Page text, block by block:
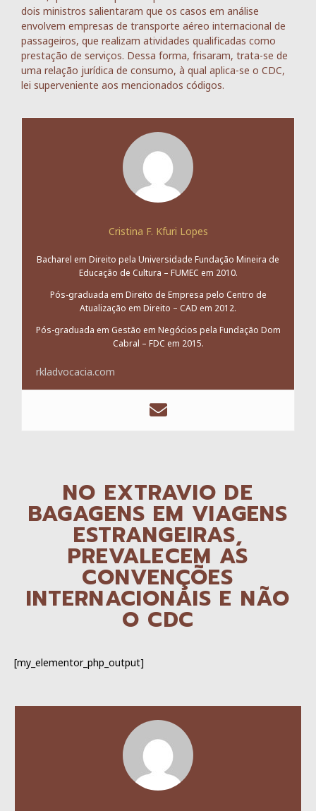
dois ministros salientaram que os casos em análise
envolvem empresas de transporte aéreo internacional de
passageiros, que realizam atividades qualificadas como
prestação de serviços. Dessa forma, frisaram, trata-se de
uma relação jurídica de consumo, à qual aplica-se o CDC,
lei superveniente aos mencionados códigos.
Cristina F. Kfuri Lopes
Bacharel em Direito pela Universidade Fundação Mineira de
Educação de Cultura – FUMEC em 2010.
Pós-graduada em Direito de Empresa pelo Centro de
Atualização em Direito – CAD em 2012.
Pós-graduada em Gestão em Negócios pela Fundação Dom
Cabral – FDC em 2015.
rkladvocacia.com
NO EXTRAVIO DE
BAGAGENS EM VIAGENS
ESTRANGEIRAS,
PREVALECEM AS
CONVENÇÕES
INTERNACIONAIS E NÃO
O CDC
[my_elementor_php_output]